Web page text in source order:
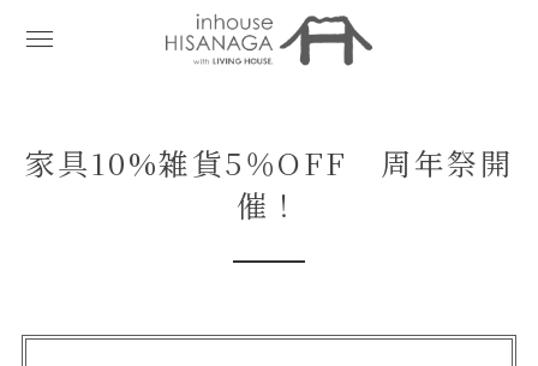
家具10%雑貨5％OFF 周年祭開
催！